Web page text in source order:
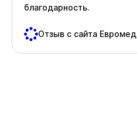
благодарность.
Отзыв с сайта Евромед